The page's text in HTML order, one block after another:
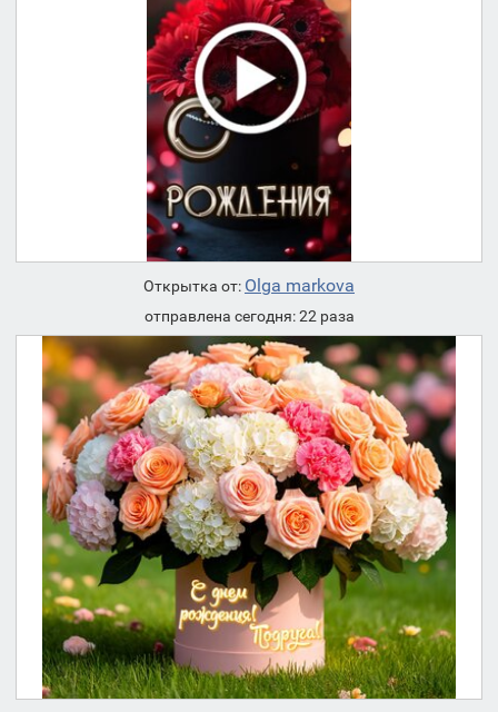
Открытка от: Olga markova
отправлена сегодня: 22 раза